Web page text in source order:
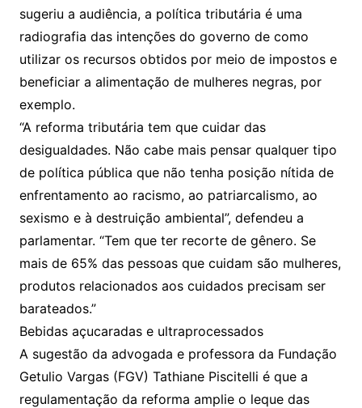
sugeriu a audiência, a política tributária é uma
radiografia das intenções do governo de como
utilizar os recursos obtidos por meio de impostos e
beneficiar a alimentação de mulheres negras, por
exemplo.
“A reforma tributária tem que cuidar das
desigualdades. Não cabe mais pensar qualquer tipo
de política pública que não tenha posição nítida de
enfrentamento ao racismo, ao patriarcalismo, ao
sexismo e à destruição ambiental”, defendeu a
parlamentar. “Tem que ter recorte de gênero. Se
mais de 65% das pessoas que cuidam são mulheres,
produtos relacionados aos cuidados precisam ser
barateados.”
Bebidas açucaradas e ultraprocessados
A sugestão da advogada e professora da Fundação
Getulio Vargas (FGV) Tathiane Piscitelli é que a
regulamentação da reforma amplie o leque das